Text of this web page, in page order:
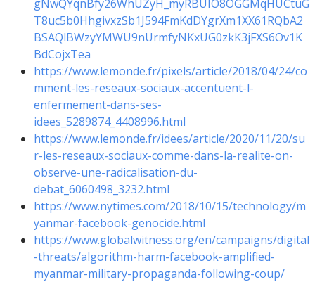
gNwQYqnBfy26WhUZyH_myRBUIO8OGGMqHUCtuG
T8uc5b0HhgivxzSb1J594FmKdDYgrXm1XX61RQbA2
BSAQlBWzyYMWU9nUrmfyNKxUG0zkK3jFXS6Ov1K
BdCojxTea
https://www.lemonde.fr/pixels/article/2018/04/24/co
mment-les-reseaux-sociaux-accentuent-l-
enfermement-dans-ses-
idees_5289874_4408996.html
https://www.lemonde.fr/idees/article/2020/11/20/su
r-les-reseaux-sociaux-comme-dans-la-realite-on-
observe-une-radicalisation-du-
debat_6060498_3232.html
https://www.nytimes.com/2018/10/15/technology/m
yanmar-facebook-genocide.html
https://www.globalwitness.org/en/campaigns/digital
-threats/algorithm-harm-facebook-amplified-
myanmar-military-propaganda-following-coup/